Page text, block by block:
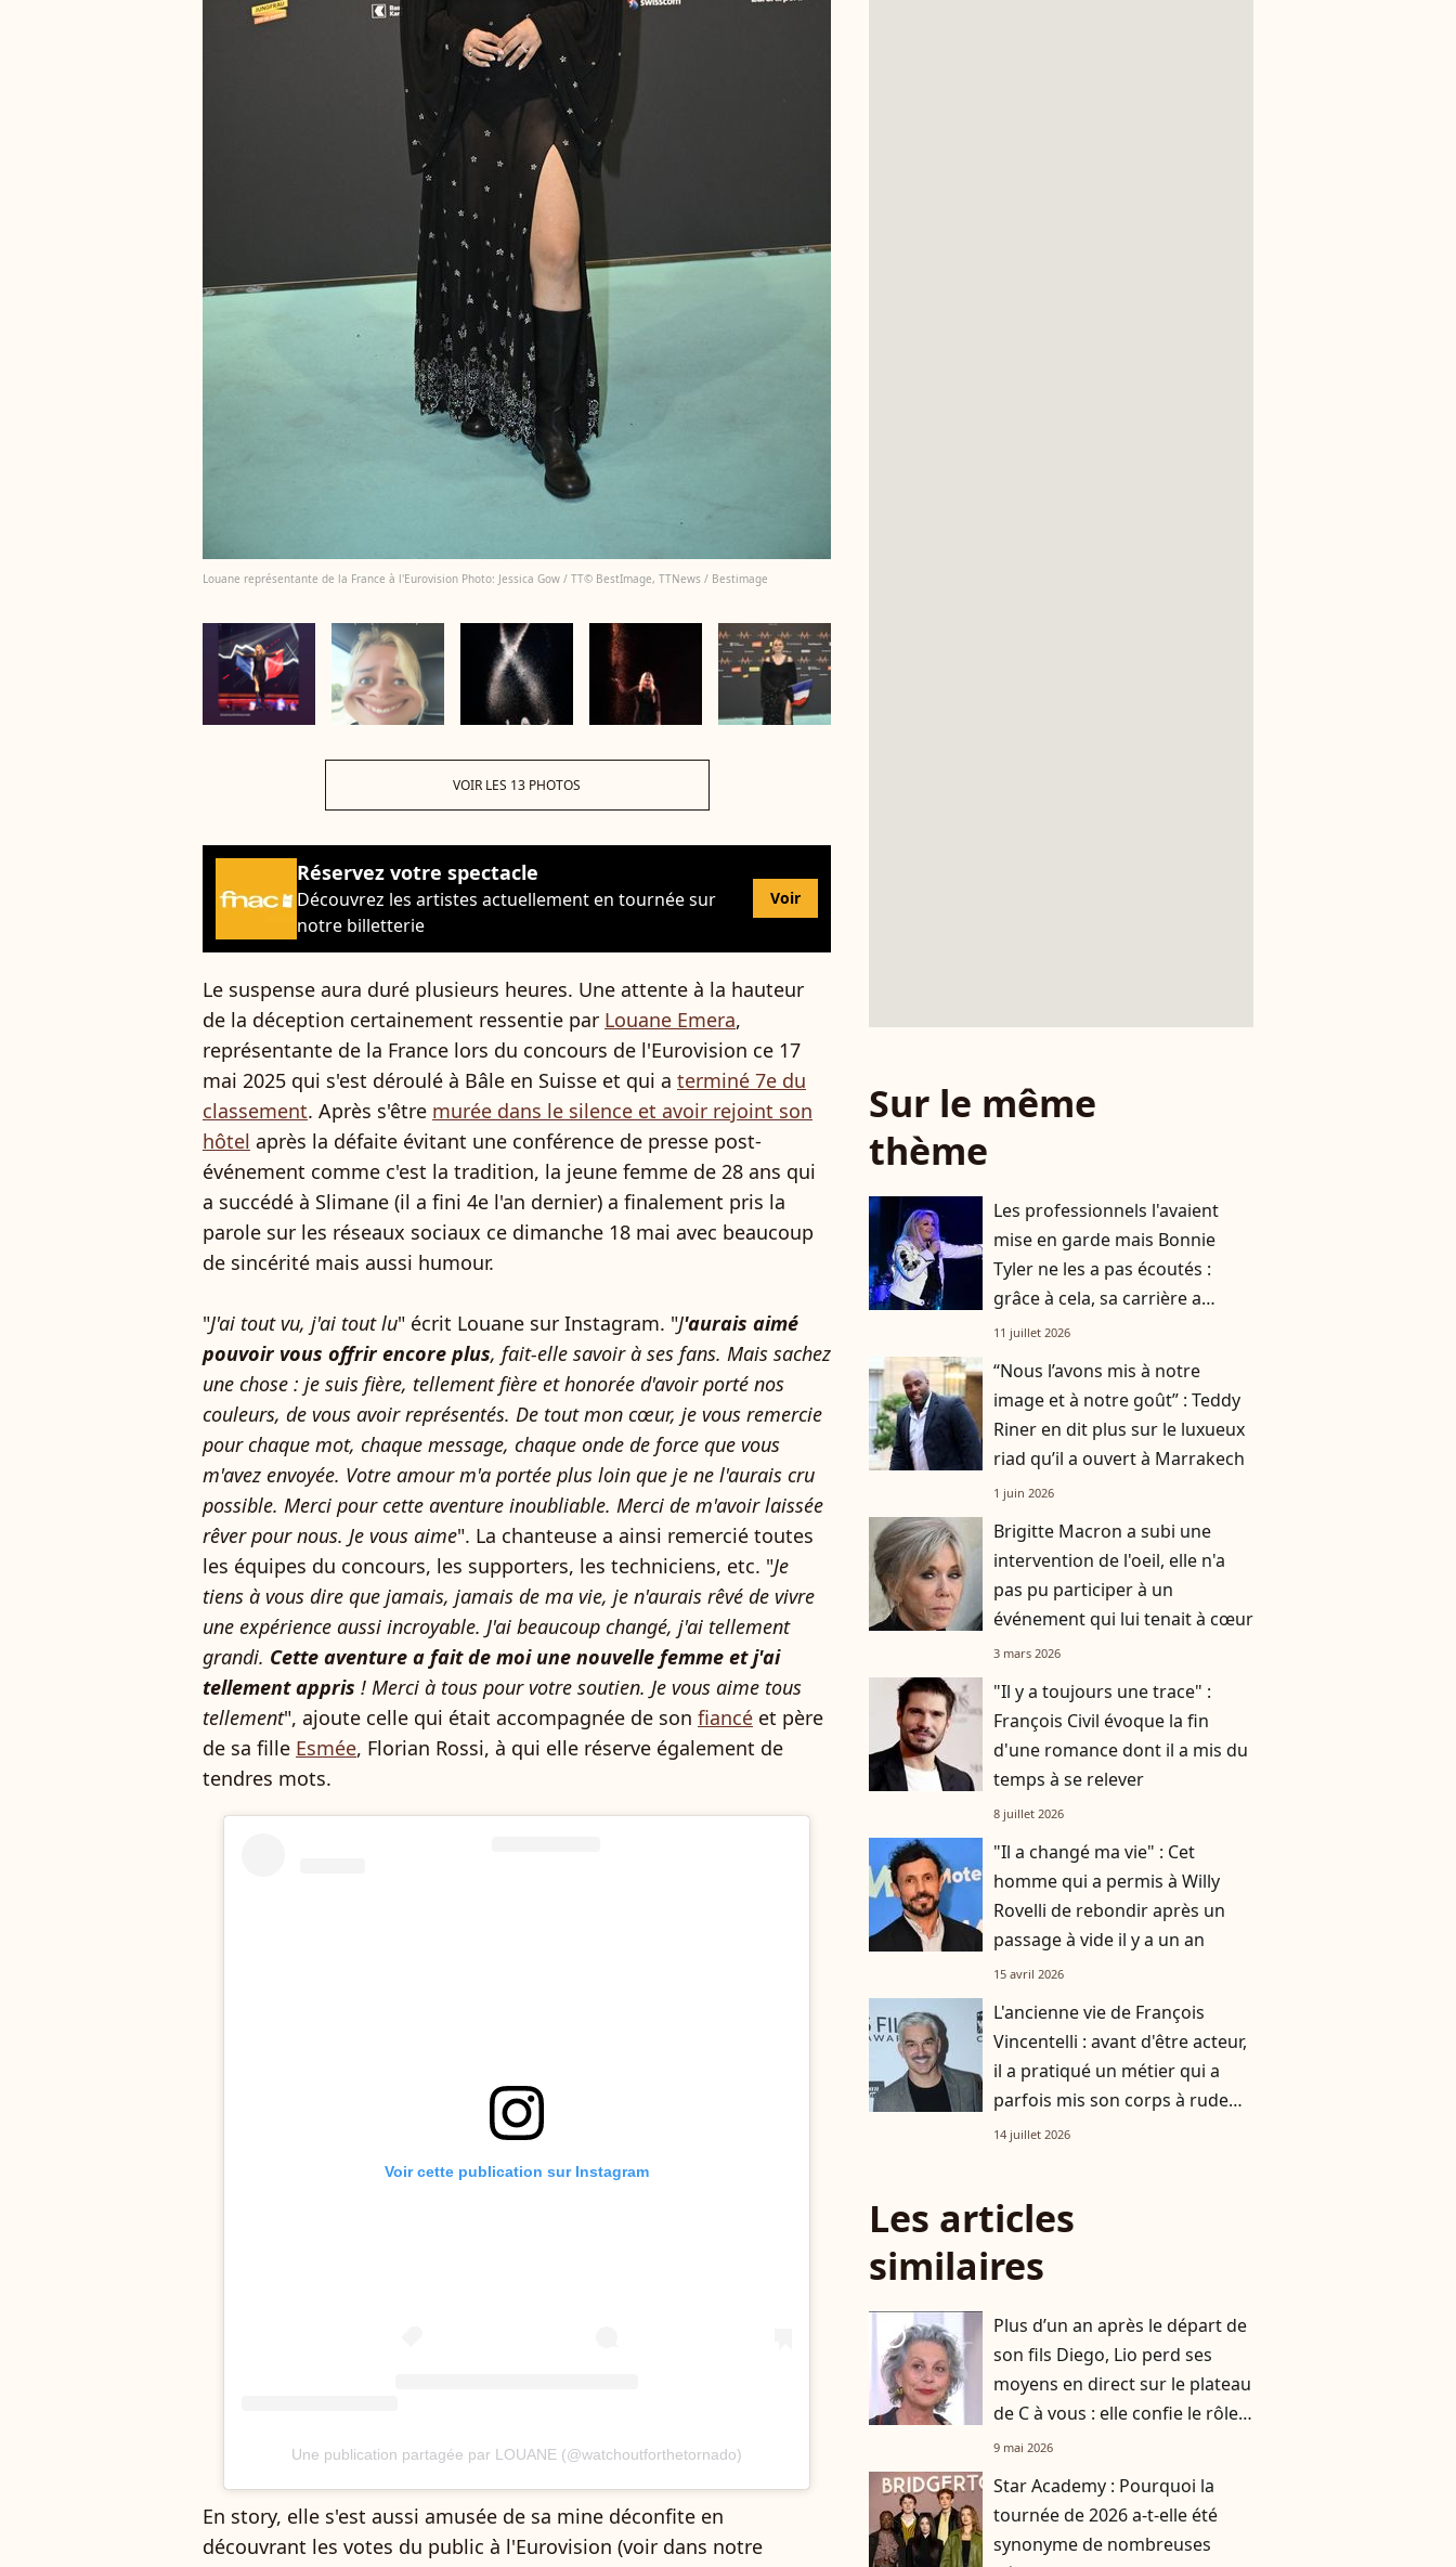
Louane représentante de la France à l'Eurovision Photo: Jessica Gow / TT© BestImage, TTNews / Bestimage
VOIR LES 13 PHOTOS
Réservez votre spectacle
Découvrez les artistes actuellement en tournée sur
notre billetterie
Voir
Le suspense aura duré plusieurs heures. Une attente à la hauteur
de la déception certainement ressentie par Louane Emera,
représentante de la France lors du concours de l'Eurovision ce 17
mai 2025 qui s'est déroulé à Bâle en Suisse et qui a terminé 7e du
classement. Après s'être murée dans le silence et avoir rejoint son
hôtel après la défaite évitant une conférence de presse post-
événement comme c'est la tradition, la jeune femme de 28 ans qui
a succédé à Slimane (il a fini 4e l'an dernier) a finalement pris la
parole sur les réseaux sociaux ce dimanche 18 mai avec beaucoup
de sincérité mais aussi humour.
"J'ai tout vu, j'ai tout lu" écrit Louane sur Instagram. "J'aurais aimé
pouvoir vous offrir encore plus, fait-elle savoir à ses fans. Mais sachez
une chose : je suis fière, tellement fière et honorée d'avoir porté nos
couleurs, de vous avoir représentés. De tout mon cœur, je vous remercie
pour chaque mot, chaque message, chaque onde de force que vous
m'avez envoyée. Votre amour m'a portée plus loin que je ne l'aurais cru
possible. Merci pour cette aventure inoubliable. Merci de m'avoir laissée
rêver pour nous. Je vous aime". La chanteuse a ainsi remercié toutes
les équipes du concours, les supporters, les techniciens, etc. "Je
tiens à vous dire que jamais, jamais de ma vie, je n'aurais rêvé de vivre
une expérience aussi incroyable. J'ai beaucoup changé, j'ai tellement
grandi. Cette aventure a fait de moi une nouvelle femme et j'ai
tellement appris ! Merci à tous pour votre soutien. Je vous aime tous
tellement", ajoute celle qui était accompagnée de son fiancé et père
de sa fille Esmée, Florian Rossi, à qui elle réserve également de
tendres mots.
Voir cette publication sur Instagram
Une publication partagée par LOUANE (@watchoutforthetornado)
En story, elle s'est aussi amusée de sa mine déconfite en
découvrant les votes du public à l'Eurovision (voir dans notre
Sur le même
thème
Les professionnels l'avaient
mise en garde mais Bonnie
Tyler ne les a pas écoutés :
grâce à cela, sa carrière a
décollé
11 juillet 2026
“Nous l’avons mis à notre
image et à notre goût” : Teddy
Riner en dit plus sur le luxueux
riad qu’il a ouvert à Marrakech
1 juin 2026
Brigitte Macron a subi une
intervention de l'oeil, elle n'a
pas pu participer à un
événement qui lui tenait à cœur
3 mars 2026
"Il y a toujours une trace" :
François Civil évoque la fin
d'une romance dont il a mis du
temps à se relever
8 juillet 2026
"Il a changé ma vie" : Cet
homme qui a permis à Willy
Rovelli de rebondir après un
passage à vide il y a un an
15 avril 2026
L'ancienne vie de François
Vincentelli : avant d'être acteur,
il a pratiqué un métier qui a
parfois mis son corps à rude
épreuve, la preuve en images
14 juillet 2026
Les articles
similaires
player2
Plus d’un an après le départ de
son fils Diego, Lio perd ses
moyens en direct sur le plateau
de C à vous : elle confie le rôle
précieux qu’il a eu sur son
9 mai 2026
Star Academy : Pourquoi la
tournée de 2026 a-t-elle été
synonyme de nombreuses